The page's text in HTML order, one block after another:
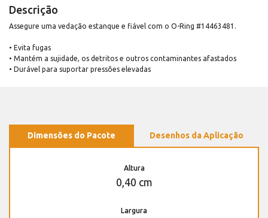
Descrição
Assegure uma vedação estanque e fiável com o O-Ring #14463481.
• Evita fugas
• Mantém a sujidade, os detritos e outros contaminantes afastados
• Durável para suportar pressões elevadas
Dimensões do Pacote Desenhos da Aplicação
Altura
0,40 cm
Largura